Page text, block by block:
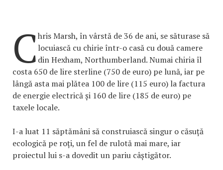
Chris Marsh, în vârstă de 36 de ani, se săturase să
locuiască cu chirie într-o casă cu două camere
din Hexham, Northumberland. Numai chiria îl
costa 650 de lire sterline (750 de euro) pe lună, iar pe
lângă asta mai plătea 100 de lire (115 euro) la factura
de energie electrică și 160 de lire (185 de euro) pe
taxele locale.
I-a luat 11 săptămâni să construiască singur o căsuță
ecologică pe roți, un fel de rulotă mai mare, iar
proiectul lui s-a dovedit un pariu câștigător.